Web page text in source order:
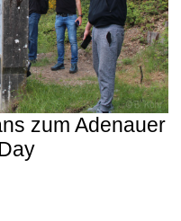
zum Adenauer